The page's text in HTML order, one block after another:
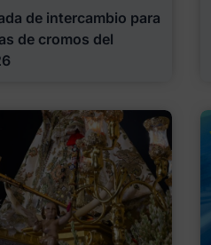
de intercambio para
de cromos del